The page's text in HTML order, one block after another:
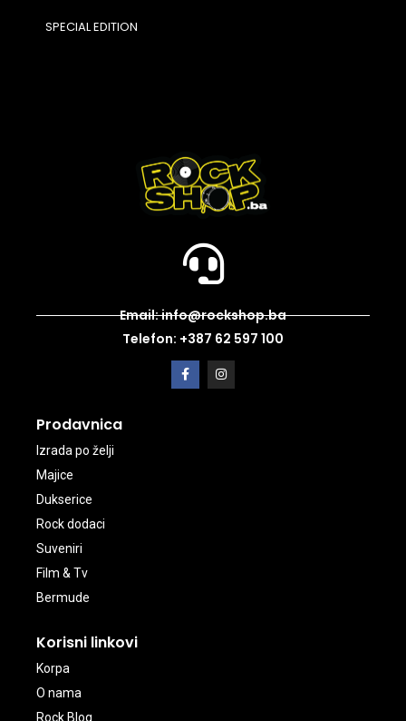
SPECIAL EDITION
Email: info@rockshop.ba
Telefon: +387 62 597 100
Prodavnica
Izrada po želji
Majice
Dukserice
Rock dodaci
Suveniri
Film & Tv
Bermude
Korisni linkovi
Korpa
O nama
Rock Blog